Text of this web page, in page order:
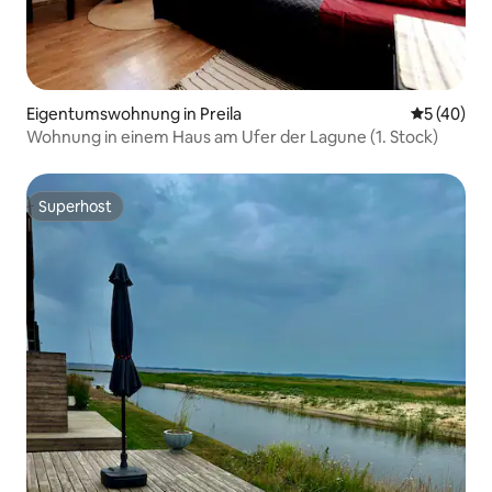
Eigentumswohnung in Preila
5 (40)
Wohnung in einem Haus am Ufer der Lagune (1. Stock)
Superhost
Superhost